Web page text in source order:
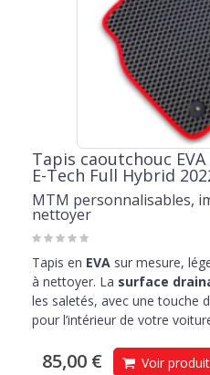
Tapis caoutchouc
E-Tech Full Hybrid
MTM personnalisables,
nettoyer
Tapis en EVA sur mesure,
à nettoyer. La surface
les saletés, avec une touche
pour l’intérieur de votre
85,00 € Voir produit